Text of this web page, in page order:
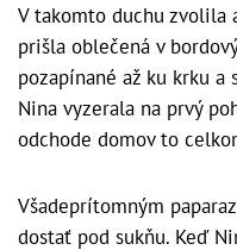
V takomto duchu zvolila
prišla oblečená v
pozapínané až ku krku a
Nina vyzerala na prvý
odchode domov to
Všadeprítomným
dostať pod sukňu. Keď